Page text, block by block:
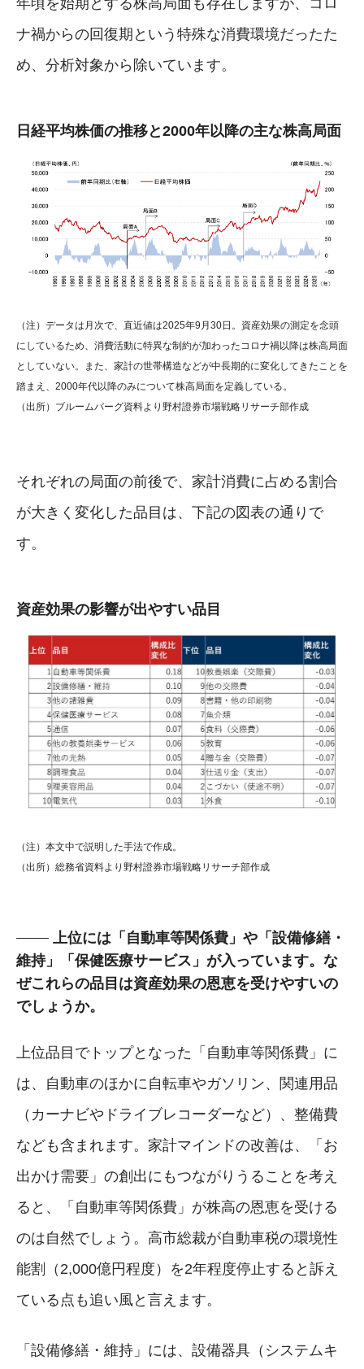
ナ禍からの回復期という特殊な消費環境だったた
め、分析対象から除いています。
日経平均株価の推移と2000年以降の主な株高局面
（注）データは月次で、直近値は2025年9月30日。資産効果の測定を念頭
にしているため、消費活動に特異な制約が加わったコロナ禍以降は株高局面
としていない。また、家計の世帯構造などが中長期的に変化してきたことを
踏まえ、2000年代以降のみについて株高局面を定義している。
（出所）ブルームバーグ資料より野村證券市場戦略リサーチ部作成
それぞれの局面の前後で、家計消費に占める割合
が大きく変化した品目は、下記の図表の通りで
す。
資産効果の影響が出やすい品目
（注）本文中で説明した手法で作成。
（出所）総務省資料より野村證券市場戦略リサーチ部作成
上位には「自動車等関係費」や「設備修繕・
維持」「保健医療サービス」が入っています。な
ぜこれらの品目は資産効果の恩恵を受けやすいの
でしょうか。
上位品目でトップとなった「自動車等関係費」に
は、自動車のほかに自転車やガソリン、関連用品
（カーナビやドライブレコーダーなど）、整備費
なども含まれます。家計マインドの改善は、「お
出かけ需要」の創出にもつながりうることを考え
ると、「自動車等関係費」が株高の恩恵を受ける
のは自然でしょう。高市総裁が自動車税の環境性
能割（2,000億円程度）を2年程度停止すると訴え
ている点も追い風と言えます。
「設備修繕・維持」には、設備器具（システムキ